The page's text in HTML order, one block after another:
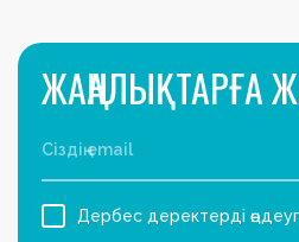
ЖАҢАЛЫҚТАРҒА
Дербес деректерді